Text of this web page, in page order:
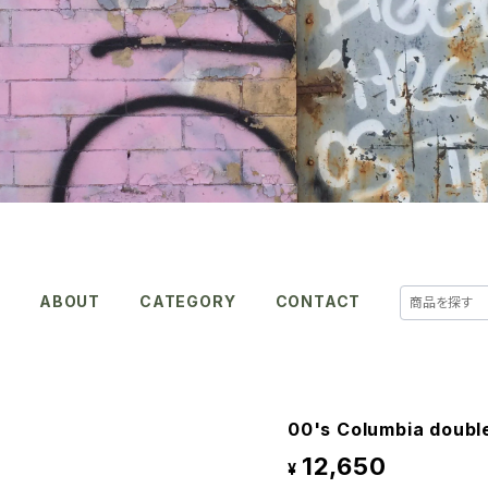
ABOUT CATEGORY CONTACT
00's Columbia
¥ 12,650